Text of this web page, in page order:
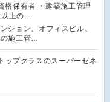
格保有者 ・建築施工管理
以上の…
ション、オフィスビル、
の施工管…
ップクラスのスーパーゼネ